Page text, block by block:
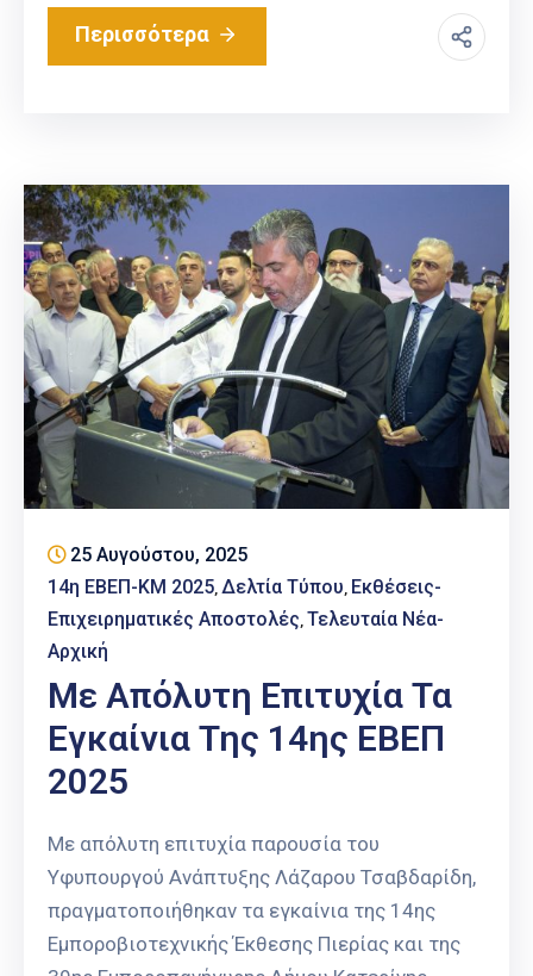
Περισσότερα
25 Αυγούστου, 2025
14η ΕΒΕΠ-ΚΜ 2025 Δελτία Τύπου Εκθέσεις-
Επιχειρηματικές Αποστολές Τελευταία Νέα-
Αρχική
Με Απόλυτη Επιτυχία Τα
Εγκαίνια Της 14ης ΕΒΕΠ
2025
Με απόλυτη επιτυχία παρουσία του
Υφυπουργού Ανάπτυξης Λάζαρου Τσαβδαρίδη,
πραγματοποιήθηκαν τα εγκαίνια της 14ης
Εμποροβιοτεχνικής Έκθεσης Πιερίας και της